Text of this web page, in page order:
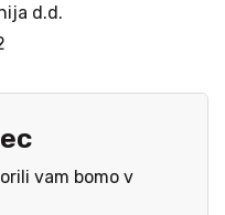
d.d.
vam bomo v
- VDE